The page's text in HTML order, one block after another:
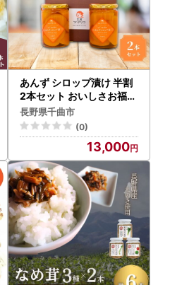
あんず シロップ漬け 半割
2本セット おいしさお福分
け |あんず
長野県千曲市
(0)
13,000